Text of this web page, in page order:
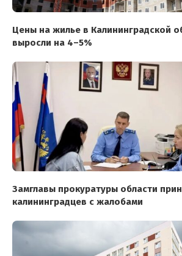
Цены на жилье в Калининградской
выросли на 4–5%
Замглавы прокуратуры области
калининградцев с жалобами